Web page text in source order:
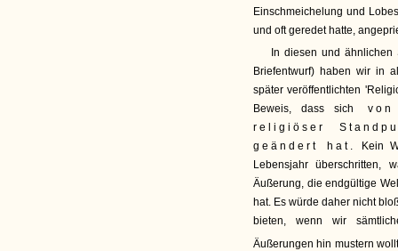
Einschmeichelung und
und oft geredet hatte,
In diesen und ähnlichen
Briefentwurf) haben wir in
später veröffentlichten
Beweis, dass sich
von
religiöser
geändert hat.
Kein
Lebensjahr überschritten,
Äußerung, die endgültige
hat. Es würde daher nicht
bieten, wenn wir
Äußerungen hin mustern